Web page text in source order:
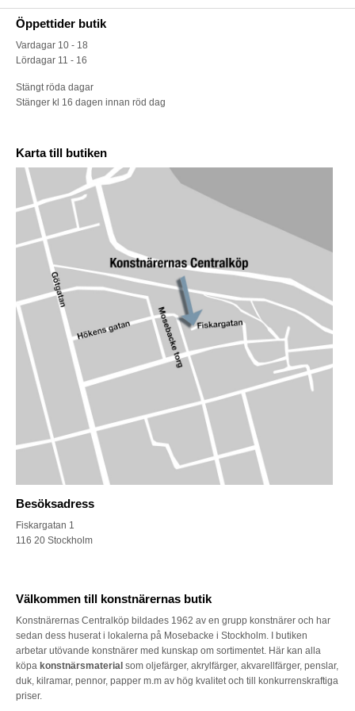
Öppettider butik
Vardagar 10 - 18
Lördagar 11 - 16
Stängt röda dagar
Stänger kl 16 dagen innan röd dag
Karta till butiken
Besöksadress
Fiskargatan 1
116 20 Stockholm
Välkommen till konstnärernas butik
Konstnärernas Centralköp bildades 1962 av en grupp konstnärer och har
sedan dess huserat i lokalerna på Mosebacke i Stockholm. I butiken
arbetar utövande konstnärer med kunskap om sortimentet. Här kan alla
köpa konstnärsmaterial som oljefärger, akrylfärger, akvarellfärger, penslar,
duk, kilramar, pennor, papper m.m av hög kvalitet och till konkurrenskraftiga
priser.